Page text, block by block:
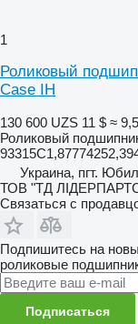
1
Роликовый
Case IH
130 600 UZS 11 $ ≈
Роликовый
Украина, пгт.
ТОВ "ТД
Связаться с
Подпишитесь на
роликовые
Подписаться